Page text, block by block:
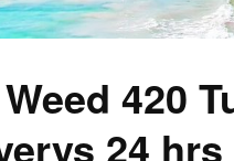
420
24